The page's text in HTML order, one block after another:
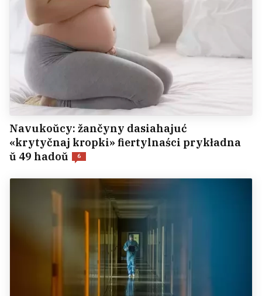
Navukoŭcy: žančyny dasiahajuć
«krytyčnaj kropki» fiertylnaści prykładna
ŭ 49 hadoŭ
6